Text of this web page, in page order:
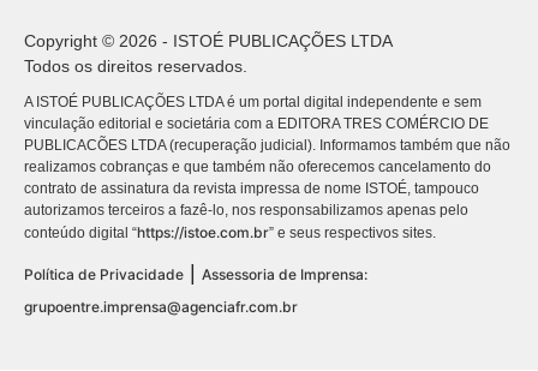
Copyright © 2026 - ISTOÉ PUBLICAÇÕES LTDA
Todos os direitos reservados.
A ISTOÉ PUBLICAÇÕES LTDA é um portal digital independente e sem
vinculação editorial e societária com a EDITORA TRES COMÉRCIO DE
PUBLICACÕES LTDA (recuperação judicial). Informamos também que não
realizamos cobranças e que também não oferecemos cancelamento do
contrato de assinatura da revista impressa de nome ISTOÉ, tampouco
autorizamos terceiros a fazê-lo, nos responsabilizamos apenas pelo
conteúdo digital “https://istoe.com.br” e seus respectivos sites.
Política de Privacidade
Assessoria de Imprensa:
grupoentre.imprensa@agenciafr.com.br